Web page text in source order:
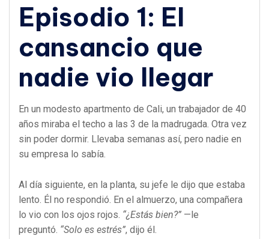
Episodio 1: El
cansancio que
nadie vio llegar
En un modesto apartmento de Cali, un trabajador de 40
años miraba el techo a las 3 de la madrugada. Otra vez
sin poder dormir. Llevaba semanas así, pero nadie en
su empresa lo sabía.
Al día siguiente, en la planta, su jefe le dijo que estaba
lento. Él no respondió. En el almuerzo, una compañera
lo vio con los ojos rojos. “¿Estás bien?” —le
preguntó. “Solo es estrés”, dijo él.